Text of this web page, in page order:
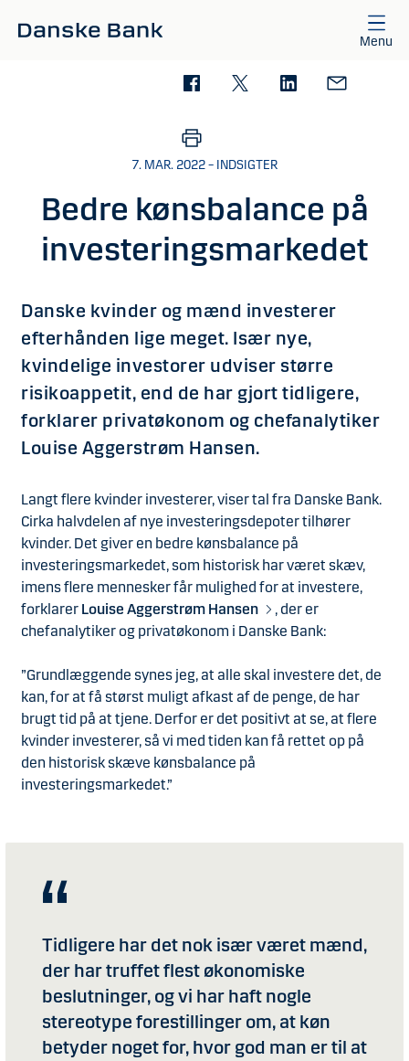
Menu
7. MAR. 2022 – INDSIGTER
Bedre kønsbalance på
investeringsmarkedet
Danske kvinder og mænd investerer
efterhånden lige meget. Især nye,
kvindelige investorer udviser større
risikoappetit, end de har gjort tidligere,
forklarer privatøkonom og chefanalytiker
Louise Aggerstrøm Hansen.
Langt flere kvinder investerer, viser tal fra Danske Bank.
Cirka halvdelen af nye investeringsdepoter tilhører
kvinder. Det giver en bedre kønsbalance på
investeringsmarkedet, som historisk har været skæv,
imens flere mennesker får mulighed for at investere,
forklarer Louise Aggerstrøm Hansen
, der er
chefanalytiker og privatøkonom i Danske Bank:
”Grundlæggende synes jeg, at alle skal investere det, de
kan, for at få størst muligt afkast af de penge, de har
brugt tid på at tjene. Derfor er det positivt at se, at flere
kvinder investerer, så vi med tiden kan få rettet op på
den historisk skæve kønsbalance på
investeringsmarkedet.”
Tidligere har det nok især været mænd,
der har truffet flest økonomiske
beslutninger, og vi har haft nogle
stereotype forestillinger om, at køn
betyder noget for, hvor god man er til at